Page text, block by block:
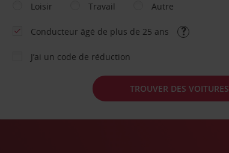
Loisir
Travail Autre
Conducteur âgé de plus de 25 ans
J’ai un code de réduction
TROUVER DES VOITURES